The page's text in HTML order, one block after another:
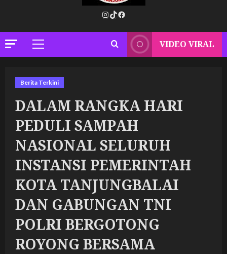
Instagram
TikTok
Facebook
Primary
VIDEO VIRAL
Berita Terkini
DALAM RANGKA HARI
PEDULI SAMPAH
NASIONAL SELURUH
INSTANSI PEMERINTAH
KOTA TANJUNGBALAI
DAN GABUNGAN TNI
POLRI BERGOTONG
ROYONG BERSAMA